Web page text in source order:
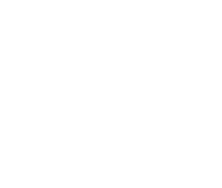
ОБОРУДОВАНИЕ